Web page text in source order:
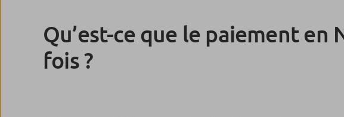
Qu’est-ce que le paiement en
fois ?